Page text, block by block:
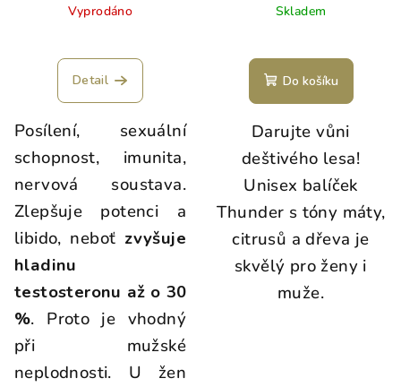
Vyprodáno
Detail
Posílení, sexuální
schopnost, imunita,
nervová soustava.
Zlepšuje potenci a
libido, neboť zvyšuje
hladinu
testosteronu až o 30
%. Proto je vhodný
při mužské
neplodnosti. U žen
Skladem
Do košíku
Darujte vůni
deštivého lesa!
Unisex balíček
Thunder s tóny máty,
citrusů a dřeva je
skvělý pro ženy i
muže.